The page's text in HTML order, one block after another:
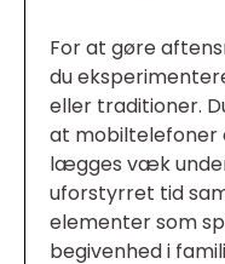
For at gøre
du
eller traditioner.
at mobiltelefoner
lægges væk
uforstyrret tid
elementer som
begivenhed i